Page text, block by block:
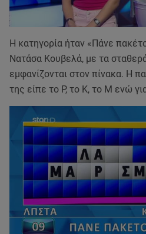
Η κατηγορία ήταν «Πάνε
Νατάσα Κουβελά, με τα
εμφανίζονται στον πίνακα. Η
της είπε το Ρ, το Κ, το Μ ενώ